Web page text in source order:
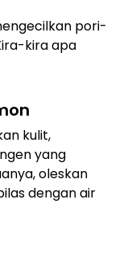
pori-
kira apa
kulit,
yang
oleskan
dengan air